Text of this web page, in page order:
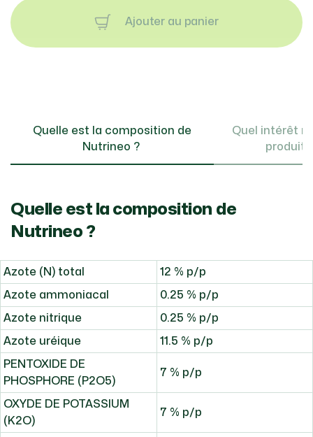
Ajouter au panier
Quelle est la composition de
Nutrineo ?
Quel intérêt
produit
Quelle est la composition de
Nutrineo ?
Azote (N) total 12 % p/p
Azote ammoniacal 0.25 % p/p
Azote nitrique 0.25 % p/p
Azote uréique 11.5 % p/p
PENTOXIDE DE
PHOSPHORE (P2O5)
7 % p/p
OXYDE DE POTASSIUM
(K2O)
7 % p/p